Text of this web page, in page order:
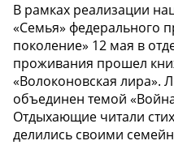
В рамках реализации
«Семья» федерального
поколение» 12 мая в
проживания прошел
«Волоконовская лира».
объединен темой
Отдыхающие читали
делились своими